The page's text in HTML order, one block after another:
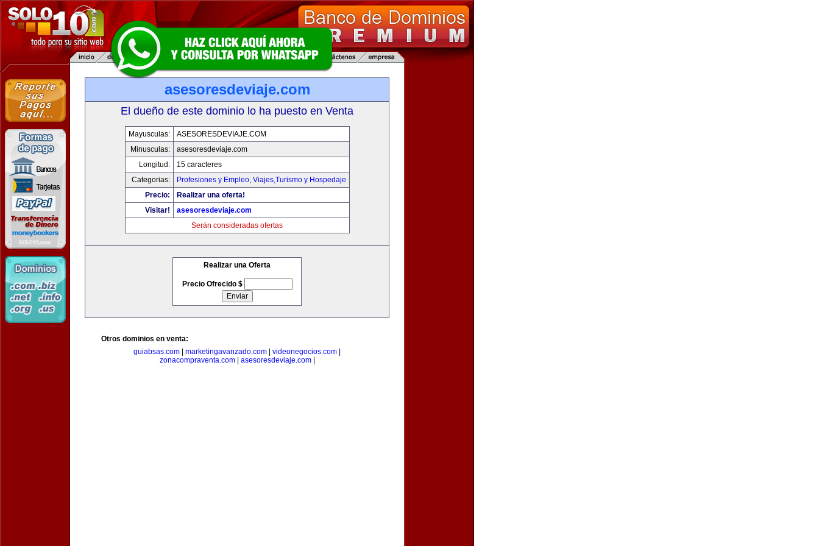
asesoresdeviaje.com
El dueño de este dominio lo ha puesto en Venta
Mayusculas:
ASESORESDEVIAJE.COM
Minusculas:
asesoresdeviaje.com
Longitud:
15 caracteres
Categorias:
Profesiones y Empleo, Viajes,Turismo y Hospedaje
Precio:
Realizar una oferta!
Visitar!
asesoresdeviaje.com
Serán consideradas ofertas
Realizar una Oferta
Precio Ofrecido $
Otros dominios en venta:
guiabsas.com
marketingavanzado.com videonegocios.com
zonacompraventa.com| asesoresdeviaje.com|